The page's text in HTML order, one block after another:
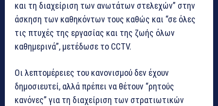
και τη διαχείριση των ανωτάτων στελεχών” στην
άσκηση των καθηκόντων τους καθώς και “σε όλες
τις πτυχές της εργασίας και της ζωής όλων
καθημερινά”, μετέδωσε το CCTV.
Οι λεπτομέρειες του κανονισμού δεν έχουν
δημοσιευτεί, αλλά πρέπει να θέτουν “ρητούς
κανόνες” για τη διαχείριση των στρατιωτικών